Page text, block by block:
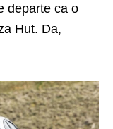
departe ca o
Hut. Da,